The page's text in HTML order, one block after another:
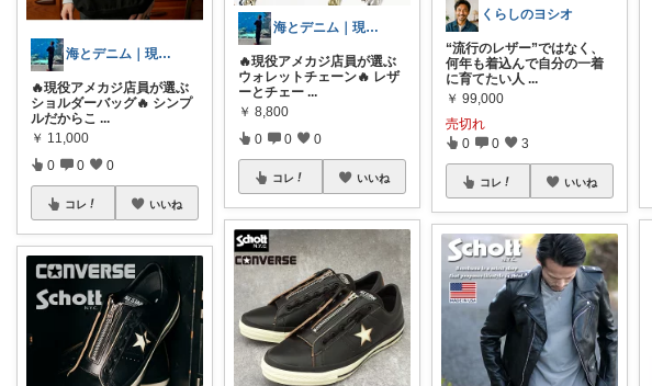
海とデニム｜現役アメカジ店員
🔥現役アメカジ店員が選ぶ
ショルダーバッグ🔥 シンプ
ルだからこ ...
￥ 11,000
0 0 0
コレ いいね
海とデニム｜現役アメカジ店員
🔥現役アメカジ店員が選ぶ
ウォレットチェーン🔥 レザ
ーとチェー ...
￥ 8,800
0 0 0
コレ いいね
くらしのヨシオ
“流行のレザー”ではなく、
何年も着込んで自分の一着
に育てたい人 ...
￥ 99,000
売切れ
0 0 3
コレ いいね